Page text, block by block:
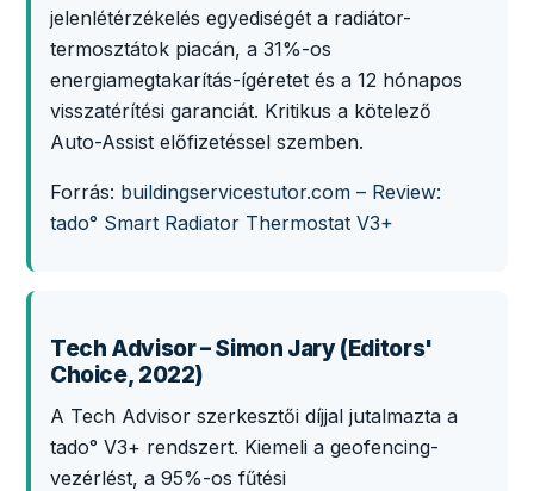
jelenlétérzékelés egyediségét a radiátor-
termosztátok piacán, a 31%-os
energiamegtakarítás-ígéretet és a 12 hónapos
visszatérítési garanciát. Kritikus a kötelező
Auto-Assist előfizetéssel szemben.
Forrás: buildingservicestutor.com – Review:
tado° Smart Radiator Thermostat V3+
Tech Advisor – Simon Jary (Editors'
Choice, 2022)
A Tech Advisor szerkesztői díjjal jutalmazta a
tado° V3+ rendszert. Kiemeli a geofencing-
vezérlést, a 95%-os fűtési